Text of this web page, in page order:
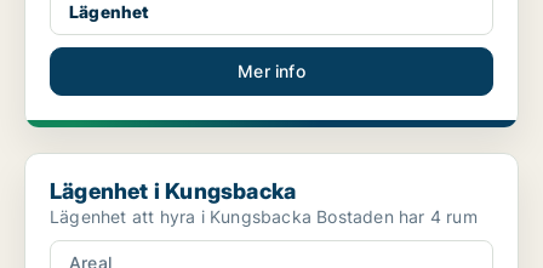
Lägenhet
Mer info
Lägenhet i Kungsbacka
Lägenhet i Kungsbacka
Lägenhet att hyra i Kungsbacka Bostaden har 4 rum
Areal